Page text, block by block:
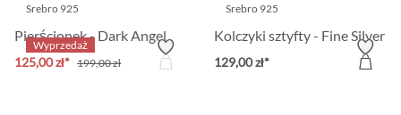
Wyprzedaż
Srebro 925
Pierścionek - Dark Angel
125,00 zł* 199,00 zł
Srebro 925
Kolczyki sztyfty - Fine Silver
129,00 zł*